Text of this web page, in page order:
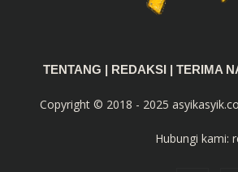
TENTANG REDAKSI TERIMA
Copyright © 2018 - 2025
Hubungi kami: